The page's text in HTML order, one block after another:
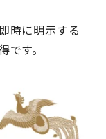
時に明示する
す。